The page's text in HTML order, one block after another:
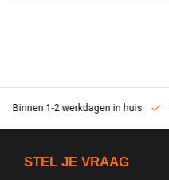
Binnen 1-2 werkdagen in huis
STEL JE VRAAG